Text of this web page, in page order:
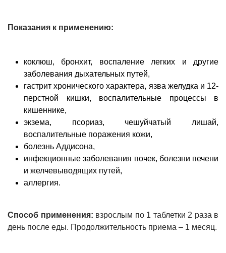
Показания к применению:
коклюш, бронхит, воспаление легких и другие
заболевания дыхательных путей,
гастрит хронического характера, язва желудка и 12-
перстной кишки, воспалительные процессы в
кишеннике,
экзема, псориаз, чешуйчатый лишай,
воспалительные поражения кожи,
болезнь Аддисона,
инфекционные заболевания почек, болезни печени
и желчевыводящих путей,
аллергия.
Способ применения: взрослым по 1 таблетки 2 раза в
день после еды. Продолжительность приема – 1 месяц.